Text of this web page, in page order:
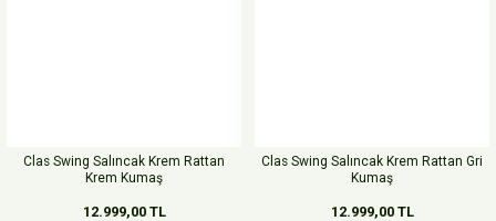
Clas Swing Salıncak Krem Rattan
Krem Kumaş
12.999,00 TL
Clas Swing Salıncak Krem Rattan Gri
Kumaş
12.999,00 TL